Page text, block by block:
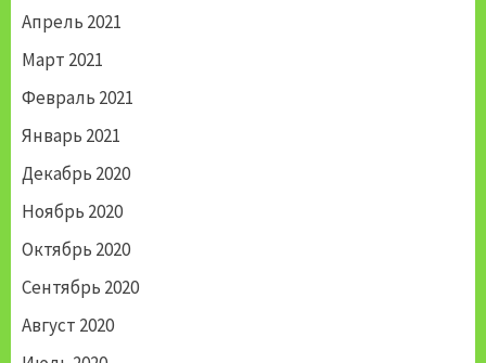
Апрель 2021
Март 2021
Февраль 2021
Январь 2021
Декабрь 2020
Ноябрь 2020
Октябрь 2020
Сентябрь 2020
Август 2020